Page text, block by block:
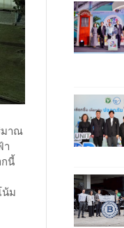
มาณ
า
นี้
น้ม